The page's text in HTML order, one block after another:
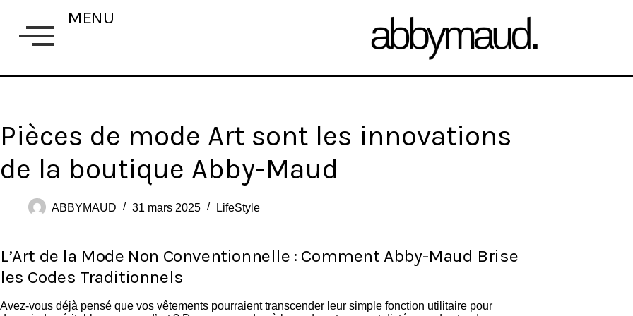
MENU
Pièces de mode Art sont les innovations
de la boutique Abby-Maud
ABBYMAUD 31 mars 2025 LifeStyle
L’Art de la Mode Non Conventionnelle : Comment Abby-Maud Brise
les Codes Traditionnels
Avez-vous déjà pensé que vos vêtements pourraient transcender leur simple fonction utilitaire pour